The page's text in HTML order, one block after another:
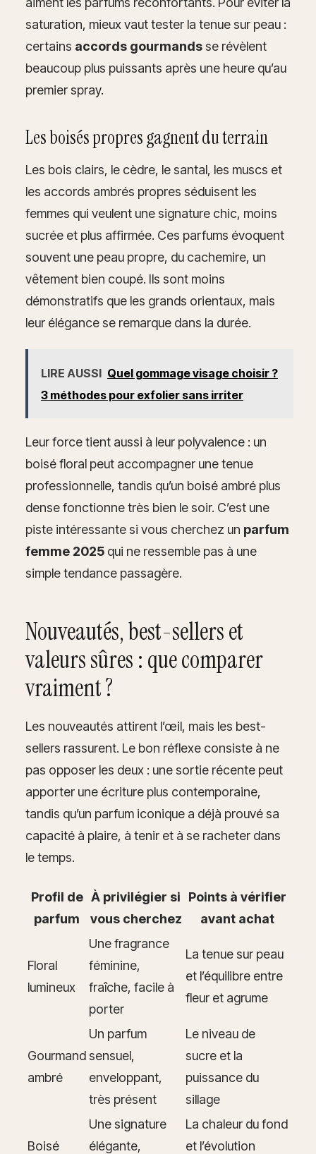
saturation, mieux vaut tester la tenue sur peau :
certains accords gourmandsse révèlent
beaucoup plus puissants après une heure qu’au
premier spray.
Les boisés propres gagnent du terrain
Les bois clairs, le cèdre, le santal, les muscs et
les accords ambrés propres séduisent les
femmes qui veulent une signature chic, moins
sucrée et plus affirmée. Ces parfums évoquent
souvent une peau propre, du cachemire, un
vêtement bien coupé. Ils sont moins
démonstratifs que les grands orientaux, mais
leur élégance se remarque dans la durée.
LIRE AUSSI Quel gommage visage choisir ?
3 méthodes pour exfolier sans irriter
Leur force tient aussi à leur polyvalence : un
boisé floral peut accompagner une tenue
professionnelle, tandis qu’un boisé ambré plus
dense fonctionne très bien le soir. C’est une
piste intéressante si vous cherchez un parfum
femme 2025 qui ne ressemble pas à une
simple tendance passagère.
Nouveautés, best-sellers et
valeurs sûres : que comparer
vraiment ?
Les nouveautés attirent l’œil, mais les best-
sellers rassurent. Le bon réflexe consiste à ne
pas opposer les deux : une sortie récente peut
apporter une écriture plus contemporaine,
tandis qu’un parfum iconique a déjà prouvé sa
capacité à plaire, à tenir et à se racheter dans
le temps.
Profil de
parfum
À privilégier si
vous cherchez
Points à vérifier
avant achat
Floral
lumineux
Une fragrance
féminine,
fraîche, facile à
porter
La tenue sur peau
et l’équilibre entre
fleur et agrume
Gourmand
ambré
Un parfum
sensuel,
enveloppant,
très présent
Le niveau de
sucre et la
puissance du
sillage
Boisé
Une signature
élégante,
La chaleur du fond
et l’évolution